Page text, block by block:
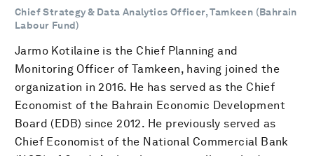
Chief Strategy & Data Analytics Officer, Tamkeen (Bahrain
Labour Fund)
Jarmo Kotilaine is the Chief Planning and
Monitoring Officer of Tamkeen, having joined the
organization in 2016. He has served as the Chief
Economist of the Bahrain Economic Development
Board (EDB) since 2012. He previously served as
Chief Economist of the National Commercial Bank